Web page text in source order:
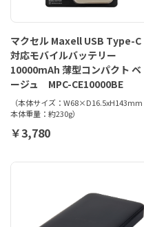
マクセル Maxell USB Type-C
対応モバイルバッテリー
10000mAh 薄型コンパクト ベ
ージュ MPC-CE10000BE
（本体サイズ：W68×D16.5xH143mm
本体重量：約230g）
￥3,780